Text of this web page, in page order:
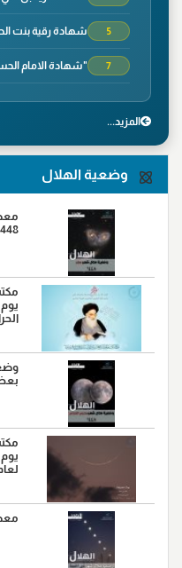
5 شهادة رقية بنت
7 "شهادة الامام الحسن
8 "وفاة الصحابي
معركة صفين"
9 "واقعة نهروان ،
14 "شهادة محمد بن ابي
رواية"
20
"ورود السبايا من
(61هـ)."
28 "وفاة النبي
المزید...
وضعية الهلال
الحرام
لعام 1447